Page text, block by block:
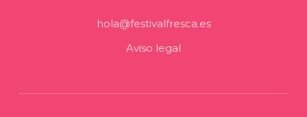
hola@festivalfresca.es
Aviso legal